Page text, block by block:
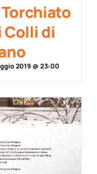
Colli di
2019 @ 23:00